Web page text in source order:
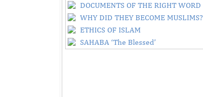
DOCUMENTS OF THE RIGHT WORD
WHY DID THEY BECOME MUSLIMS?
ETHICS OF ISLAM
SAHABA ‘The Blessed’